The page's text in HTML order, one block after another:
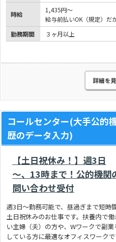
時給
1,435円～
給与前払いOK（規定）だ
勤務期間
３ヶ月以上
詳細を
コールセンター(大手公的
歴のデータ入力)
【土日祝休み！】週3日
～、13時まで！公的機関
問い合わせ受付
週3日～勤務可能で、昼過ぎまで短時
土日祝休みのお仕事です。扶養内で働
い主婦（夫）の方や、Wワークで副業
している方に最適なオフィスワークで